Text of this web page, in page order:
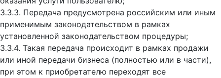
3.3.3. Передача предусмотрена российским или иным
применимым законодательством в рамках
установленной законодательством процедуры;
3.3.4. Такая передача происходит в рамках продажи
или иной передачи бизнеса (полностью или в части),
при этом к приобретателю переходят все